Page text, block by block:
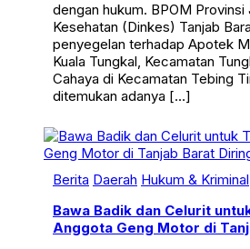
dengan hukum. BPOM
Kesehatan (Dinkes) Tanjab
penyegelan terhadap Apotek
Kuala Tungkal, Kecamatan
Cahaya di Kecamatan Tebing
ditemukan adanya […]
Berita Daerah Hukum & Kriminal
Bawa Badik dan Celurit
Anggota Geng Motor di